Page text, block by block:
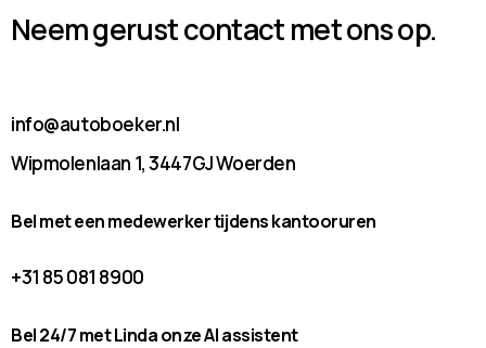
Neem gerust contact met ons op.
info@autoboeker.nl
Wipmolenlaan 1, 3447GJ Woerden
Bel met een medewerker tijdens kantooruren
+31 85 081 8900
Bel 24/7 met Linda onze AI assistent